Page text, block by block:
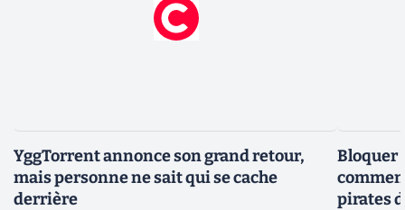
YggTorrent annonce son grand retour,
mais personne ne sait qui se cache
derrière
Bloquer
pirates